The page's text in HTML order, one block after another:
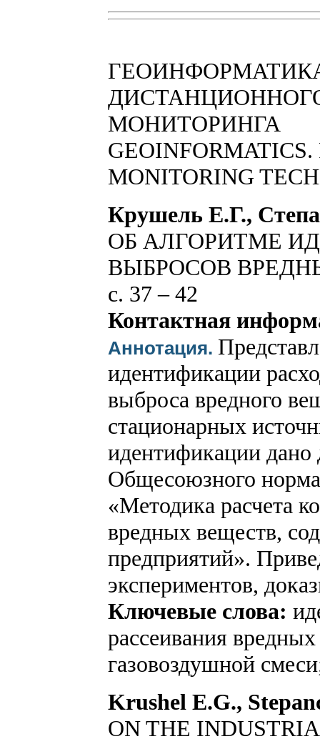
МОНИТОРИНГА
MONITORING
Крушель Е.Г.,
ОБ АЛГОРИТМЕ
ВЫБРОСОВ
с. 37 – 42
Контактная
Аннотация.
идентификации
выброса вредного
стационарных
идентификации
Общесоюзного
«Методика расчета
вредных веществ,
предприятий».
экспериментов,
Ключевые слова:
рассеивания
газовоздушной
Krushel E.G.,
ON THE